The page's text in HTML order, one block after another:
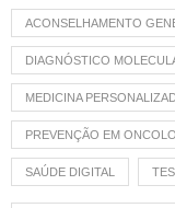
ACONSELHAMENTO
DIAGNÓSTICO
MEDICINA
PREVENÇÃO EM
SAÚDE DIGITAL